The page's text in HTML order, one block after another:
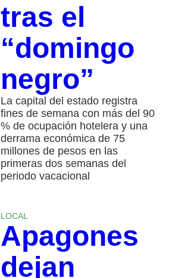
tras el
“domingo
negro”
La capital del estado registra
fines de semana con más del 90
% de ocupación hotelera y una
derrama económica de 75
millones de pesos en las
primeras dos semanas del
periodo vacacional
LOCAL
Apagones
dejan